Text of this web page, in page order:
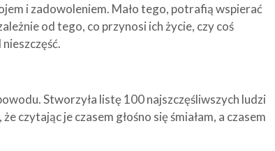
i zadowoleniem. Mało tego, potrafią wspierać
od tego, co przynosi ich życie, czy coś
Stworzyła listę 100 najszczęśliwszych ludzi
czytając je czasem głośno się śmiałam, a czasem